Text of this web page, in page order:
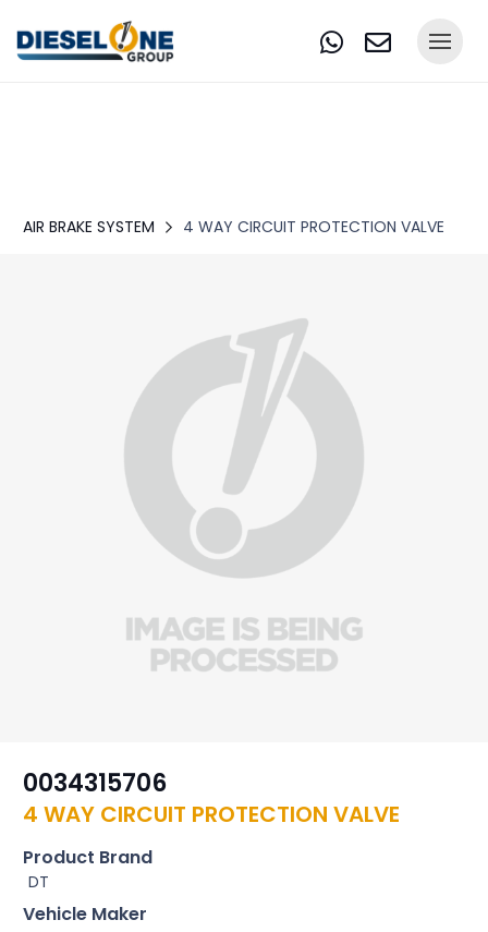
AIR BRAKE SYSTEM 4 WAY CIRCUIT PROTECTION VALVE
0034315706
4 WAY CIRCUIT PROTECTION VALVE
Product Brand
DT
Vehicle Maker